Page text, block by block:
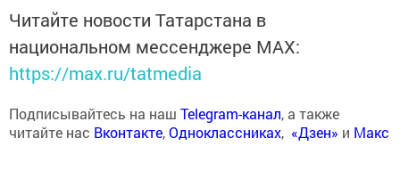
Читайте новости Татарстана в
национальном мессенджере MАХ:
https://max.ru/tatmedia
Подписывайтесь на наш Telegram-канал, а также
читайте нас Вконтакте,Одноклассниках, «Дзен» и Макс